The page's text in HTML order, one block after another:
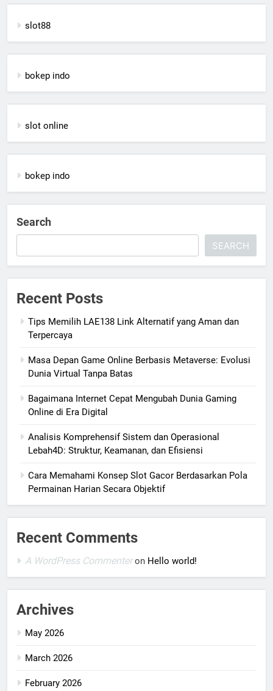
slot88
bokep indo
slot online
bokep indo
Search
SEARCH
Recent Posts
Tips Memilih LAE138 Link Alternatif yang Aman dan
Terpercaya
Masa Depan Game Online Berbasis Metaverse: Evolusi
Dunia Virtual Tanpa Batas
Bagaimana Internet Cepat Mengubah Dunia Gaming
Online di Era Digital
Analisis Komprehensif Sistem dan Operasional
Lebah4D: Struktur, Keamanan, dan Efisiensi
Cara Memahami Konsep Slot Gacor Berdasarkan Pola
Permainan Harian Secara Objektif
Recent Comments
A WordPress Commenteron Hello world!
Archives
May 2026
March 2026
February 2026